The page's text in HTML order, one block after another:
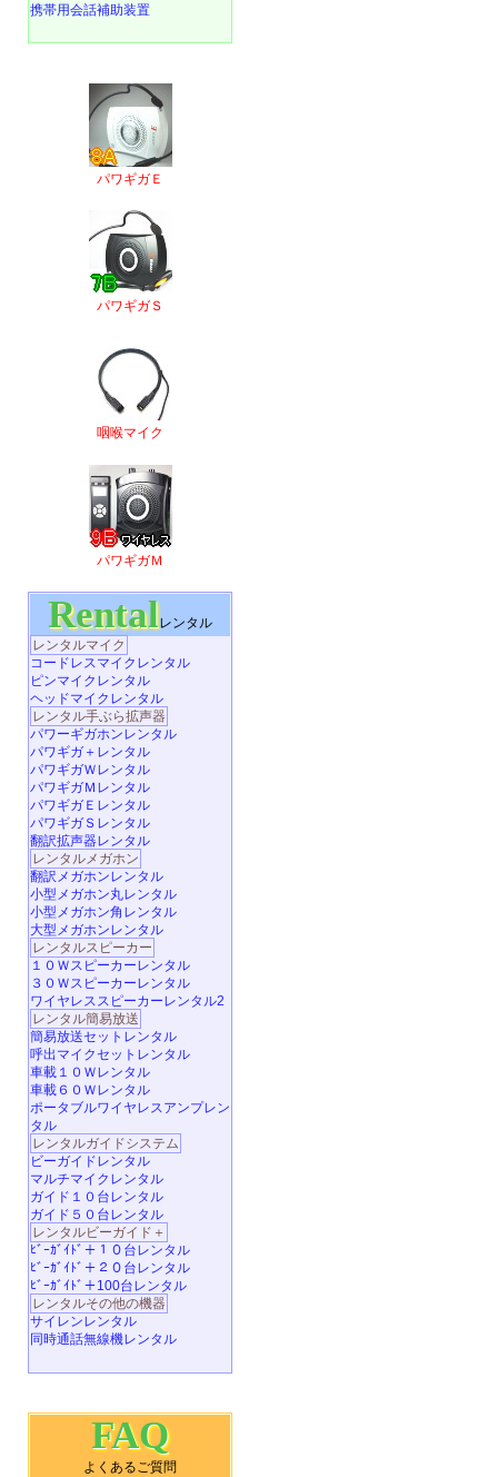
携帯用会話補助装置
パワギガＥ
パワギガＳ
咽喉マイク
パワギガＭ
Rentalレンタル
レンタルマイク
コードレスマイクレンタル
ピンマイクレンタル
ヘッドマイクレンタル
レンタル手ぶら拡声器
パワーギガホンレンタル
パワギガ＋レンタル
パワギガＷレンタル
パワギガＭレンタル
パワギガＥレンタル
パワギガＳレンタル
翻訳拡声器レンタル
レンタルメガホン
翻訳メガホンレンタル
小型メガホン丸レンタル
小型メガホン角レンタル
大型メガホンレンタル
レンタルスピーカー
１０Ｗスピーカーレンタル
３０Ｗスピーカーレンタル
ワイヤレススピーカーレンタル2
レンタル簡易放送
簡易放送セットレンタル
呼出マイクセットレンタル
車載１０Ｗレンタル
車載６０Ｗレンタル
ポータブルワイヤレスアンプレン
タル
レンタルガイドシステム
ビーガイドレンタル
マルチマイクレンタル
ガイド１０台レンタル
ガイド５０台レンタル
レンタルビーガイド＋
ﾋﾞｰｶﾞｲﾄﾞ＋１０台レンタル
ﾋﾞｰｶﾞｲﾄﾞ＋２０台レンタル
ﾋﾞｰｶﾞｲﾄﾞ＋100台レンタル
レンタルその他の機器
サイレンレンタル
同時通話無線機レンタル
FAQ
よくあるご質問